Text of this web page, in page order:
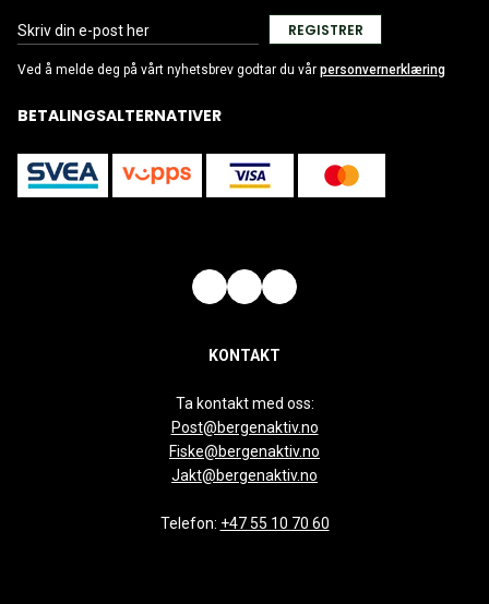
REGISTRER
Ved å melde deg på vårt nyhetsbrev godtar du vår personvernerklæring
BETALINGSALTERNATIVER
KONTAKT
Ta kontakt med oss:
Post@bergenaktiv.no
Fiske@bergenaktiv.no
Jakt@bergenaktiv.no
Telefon: +47 55 10 70 60